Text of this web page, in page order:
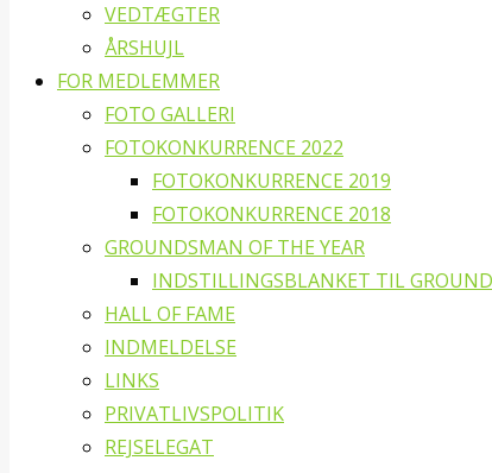
VEDTÆGTER
ÅRSHUJL
FOR MEDLEMMER
FOTO GALLERI
FOTOKONKURRENCE 2022
FOTOKONKURRENCE 2019
FOTOKONKURRENCE 2018
GROUNDSMAN OF THE YEAR
INDSTILLINGSBLANKET TIL
HALL OF FAME
INDMELDELSE
LINKS
PRIVATLIVSPOLITIK
REJSELEGAT